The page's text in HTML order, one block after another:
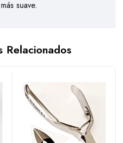
suave.
Relacionados